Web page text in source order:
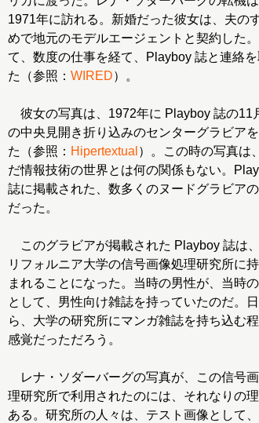
1971年に訪れる。新婚だった彼女は、夫の
めで地元のモデルエージェントと契約した
て、数度の仕事を経て、Playboy 誌と連絡を
た（参照： WIRED）。
彼女の写真は、1972年に Playboy 誌の11
の中央見開き折り込みのセンターグラビア
た（参照： Hipertextual ）。この時の写真は
だ情報技術の世界とは何の関係もない。
誌に掲載された、数多くのヌードグラビア
だった。
このグラビアが掲載された Playboy 誌は
リフォルニア大学の信号画像処理研究所に
まれることになった。当時の男性が、当時
として、男性向け雑誌を持っていたのだ。
ら、大学の研究所にマンガ雑誌を持ち込む
感覚だっただろう。
レナ・ソダーバーグの写真が、この信号
理研究所で利用されたのには、それなりの
ある。研究所の人々は、テスト画像として